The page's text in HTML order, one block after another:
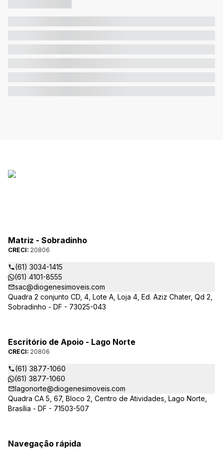
Matriz - Sobradinho
CRECI: 20806
(61) 3034-1415
(61) 4101-8555
sac@diogenesimoveis.com
Quadra 2 conjunto CD, 4, Lote A, Loja 4, Ed. Aziz Chater, Qd 2,
Sobradinho - DF - 73025-043
Escritório de Apoio - Lago Norte
CRECI: 20806
(61) 3877-1060
(61) 3877-1060
lagonorte@diogenesimoveis.com
Quadra CA 5, 67, Bloco 2, Centro de Atividades, Lago Norte,
Brasília - DF - 71503-507
Navegação rápida